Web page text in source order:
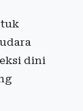
dini